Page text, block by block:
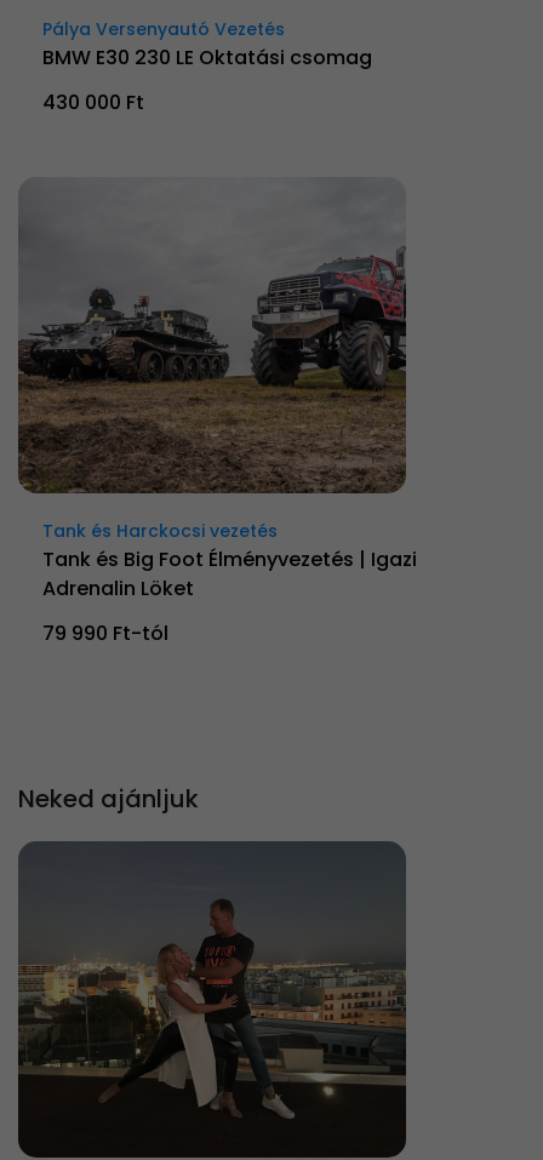
Pálya Versenyautó Vezetés
BMW E30 230 LE Oktatási csomag
430 000 Ft
Tank és Harckocsi vezetés
Tank és Big Foot Élményvezetés | Igazi
Adrenalin Löket
79 990 Ft-tól
Neked ajánljuk